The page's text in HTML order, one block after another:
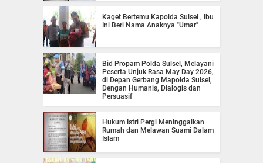
Kaget Bertemu Kapolda Sulsel , Ibu
Ini Beri Nama Anaknya "Umar"
Bid Propam Polda Sulsel, Melayani
Peserta Unjuk Rasa May Day 2026,
di Depan Gerbang Mapolda Sulsel,
Dengan Humanis, Dialogis dan
Persuasif
Hukum Istri Pergi Meninggalkan
Rumah dan Melawan Suami Dalam
Islam